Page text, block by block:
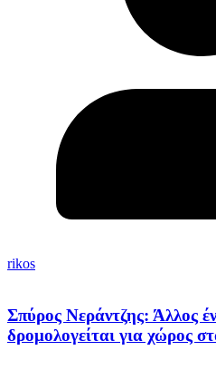
rikos
Σπύρος Νεράντζης: Άλλος
δρομολογείται για χώρος